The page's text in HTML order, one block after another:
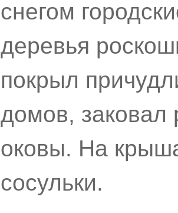
снегом
деревья
покрыл
домов, заковал
оковы. На
сосульки.